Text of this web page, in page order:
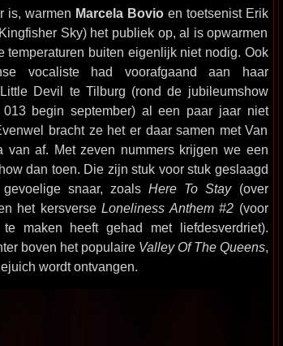
is, warmen Marcela Bovioen toetsenist Erik
Sky) het publiek op, al is opwarmen
temperaturen buiten eigenlijk niet nodig. Ook
vocaliste had voorafgaand aan haar
Devil te Tilburg (rond de jubileumshow
begin september) al een paar jaar niet
bracht ze het er daar samen met Van
van af. Met zeven nummers krijgen we een
dan toen. Die zijn stuk voor stuk geslaagd
snaar, zoalsHere To Stay(over
het kersverseLoneliness Anthem #2 (voor
maken heeft gehad met liefdesverdriet).
boven het populaire Valley Of The Queens,
wordt ontvangen.